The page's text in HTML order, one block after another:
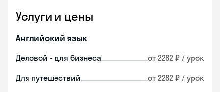
Услуги и цены
Английский язык
Деловой - для бизнеса от 2282 ₽ / урок
Для путешествий от 2282 ₽ / урок